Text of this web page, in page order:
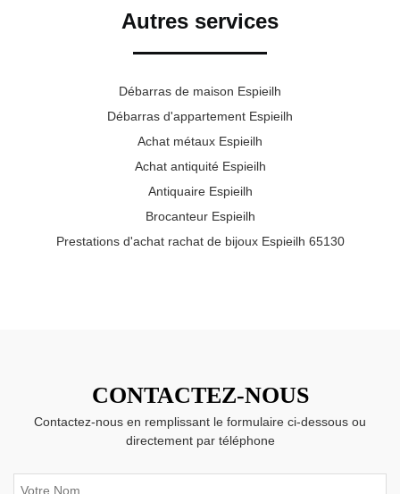
Autres services
Débarras de maison Espieilh
Débarras d'appartement Espieilh
Achat métaux Espieilh
Achat antiquité Espieilh
Antiquaire Espieilh
Brocanteur Espieilh
Prestations d'achat rachat de bijoux Espieilh 65130
CONTACTEZ-NOUS
Contactez-nous en remplissant le formulaire ci-dessous ou
directement par téléphone